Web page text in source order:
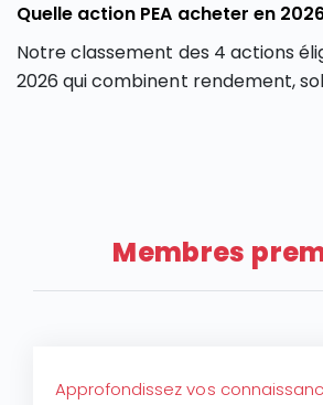
Quelle action PEA acheter en
Notre classement des 4 actions
2026 qui combinent rendement,
Membres
Approfondissez vos